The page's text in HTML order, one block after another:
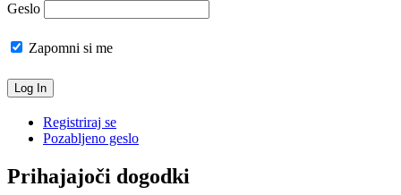
Geslo
Zapomni si me
Registriraj se
Pozabljeno geslo
Prihajajoči dogodki